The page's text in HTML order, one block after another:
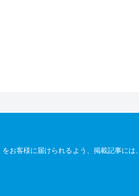
お客様に届けられるよう、掲載記事には、